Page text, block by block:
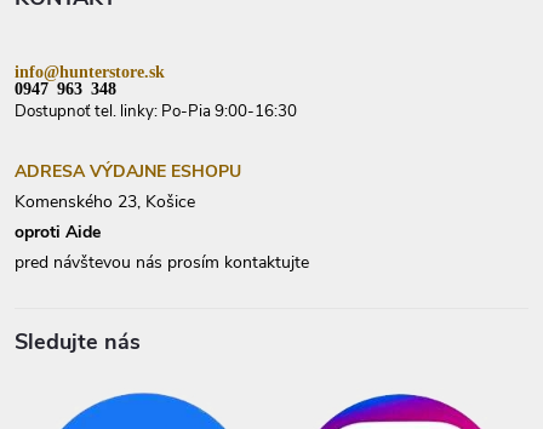
info@hunterstore.sk
0947 963 348
Dostupnoť tel. linky: Po-Pia 9:00-16:30
ADRESA VÝDAJNE ESHOPU
Komenského 23, Košice
oproti Aide
pred návštevou nás prosím kontaktujte
Sledujte nás